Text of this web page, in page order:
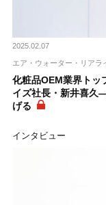
2025.02.07
エア・ウォーター・リアラ
化粧品OEM業界トッ
イズ社長・新井喜久
げる
インタビュー